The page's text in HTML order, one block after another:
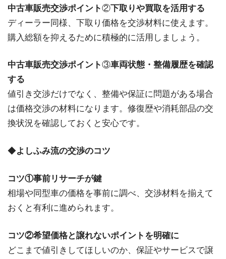
中古車販売交渉ポイント②下取りや買取を活用する
ディーラー同様、下取り価格を交渉材料に使えます。
購入総額を抑えるために積極的に活用しましょう。
中古車販売交渉ポイント③車両状態・整備履歴を確認
する
値引き交渉だけでなく、整備や保証に問題がある場合
は価格交渉の材料になります。修復歴や消耗部品の交
換状況を確認しておくと安心です。
◆よしふみ流の交渉のコツ
コツ①事前リサーチが鍵
相場や同型車の価格を事前に調べ、交渉材料を揃えて
おくと有利に進められます。
コツ②希望価格と譲れないポイントを明確に
どこまで値引きしてほしいのか、保証やサービスで譲